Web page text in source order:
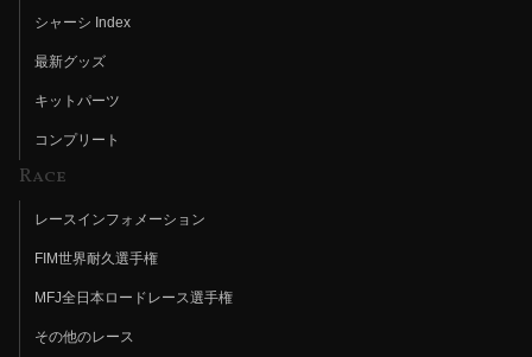
シャーシ Index
最新グッズ
キットパーツ
コンプリート
Race
レースインフォメーション
FIM世界耐久選手権
MFJ全日本ロードレース選手権
その他のレース